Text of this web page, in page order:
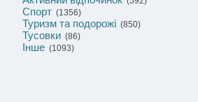
Спорт (1356)
Туризм та подорожі (850)
Тусовки (86)
Інше (1093)